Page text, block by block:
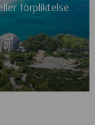
förpliktelse.